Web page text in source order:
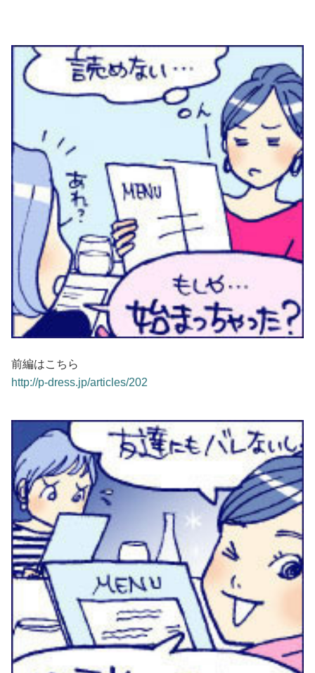
前編はこちら
http://p-dress.jp/articles/202